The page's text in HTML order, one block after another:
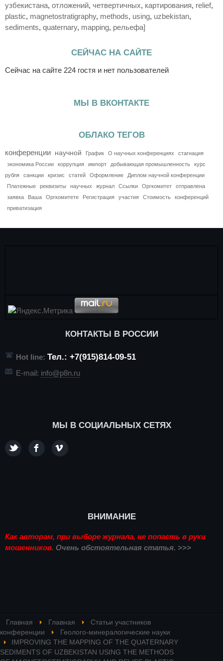
узбекистана, отложений, четвертичных, картирования, relief,
plastic, magnetostratigraphy, methods, using, uzbekistan,
sediments, quaternary, mapping, рельефа]
СЕЙЧАС НА САЙТЕ
Сейчас на сайте 224 гостя и нет пользователей
МЫ В ВКОНТАКТЕ
ОБЛАКО ТЕГОВ
конференции научной График О научных конференциях
стагнация
экономика России
коррупция импорт добывающая промышленность
курс
рубля
санкции кризис статей Оформление
Диплом научной конференции
Платежные
реквизиты научных журнал Ссылки Оргкомитет
отправлена
заявка
Ваша Оргкомитете Регистрация участия Стоимость
конференций
приватизация
КОНТАКТЫ В РОССИИ
Hot line: Тел.: +7(915)814-09-51
E-mail: info@p8n.ru
МЫ В СОЦИАЛЬНЫХ СЕТЯХ
ВНИМАНИЕ
Как авторам, при выборе журнала, не попасть в руки
мошенников. Очень обстоятельная статья. >>>
Главная Главная
Статьи участников
конференции
Геолого-минералогические науки
IMPROVING THE MAPPING OF THE QUATERNARY
SEDIMENTS OF UZBEKISTAN USING THE METHODS